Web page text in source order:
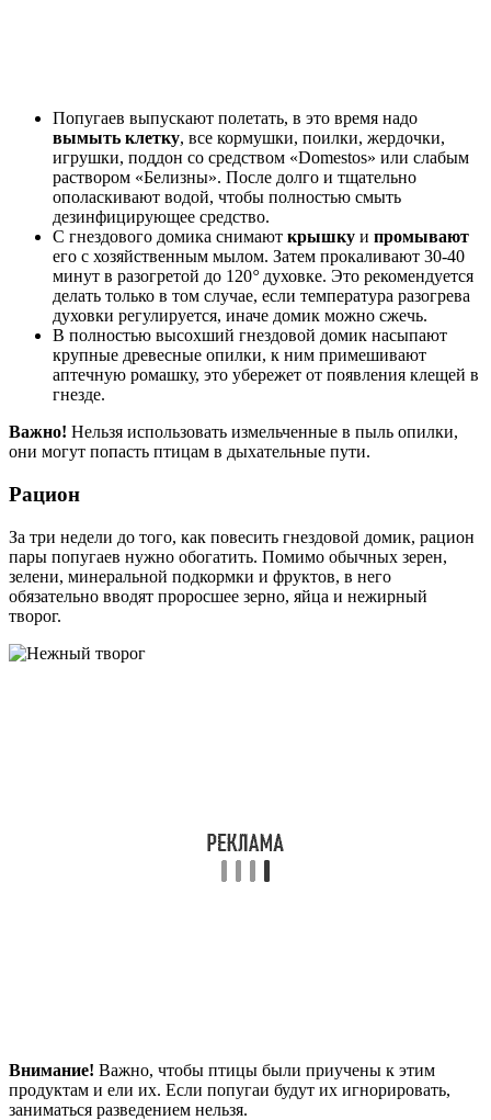
Попугаев выпускают полетать, в это время надо
вымыть клетку, все кормушки, поилки, жердочки,
игрушки, поддон со средством «Domestos» или слабым
раствором «Белизны». После долго и тщательно
ополаскивают водой, чтобы полностью смыть
дезинфицирующее средство.
С гнездового домика снимают крышку и промывают
его с хозяйственным мылом. Затем прокаливают 30-40
минут в разогретой до 120° духовке. Это рекомендуется
делать только в том случае, если температура разогрева
духовки регулируется, иначе домик можно сжечь.
В полностью высохший гнездовой домик насыпают
крупные древесные опилки, к ним примешивают
аптечную ромашку, это убережет от появления клещей в
гнезде.
Важно! Нельзя использовать измельченные в пыль опилки,
они могут попасть птицам в дыхательные пути.
Рацион
За три недели до того, как повесить гнездовой домик, рацион
пары попугаев нужно обогатить. Помимо обычных зерен,
зелени, минеральной подкормки и фруктов, в него
обязательно вводят проросшее зерно, яйца и нежирный
творог.
Внимание! Важно, чтобы птицы были приучены к этим
продуктам и ели их. Если попугаи будут их игнорировать,
заниматься разведением нельзя.